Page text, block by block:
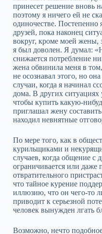
принесет решение вновь
поэтому я ничего ей не
одиночестве. Постепенно
друзей, пока наконец
вокруг, кроме моей
я был доволен. Я думал:
снижается потребление
жена обвинила меня в
не осознавал этого, но
случаи, когда я начинал
дома. В других ситуациях
чтобы купить
приглашал жену
находил невнятные
По мере того, как в
курильщиками и
случаев, когда общение с
ограничивается или даже
отвратительного
что тайное курение
иллюзию, что он чего‑то
приводит к серьезной
человек вынужден лгать
Возможно, нечто